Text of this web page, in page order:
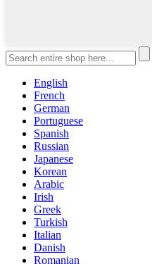
English
French
German
Portuguese
Spanish
Russian
Japanese
Korean
Arabic
Irish
Greek
Turkish
Italian
Danish
Romanian